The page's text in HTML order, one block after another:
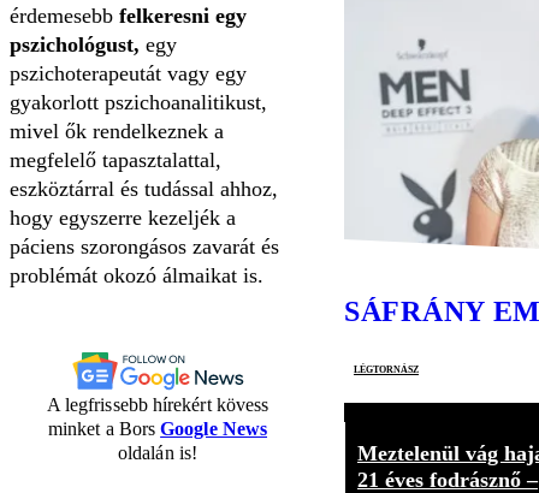
érdemesebb felkeresni egy
pszichológust, egy
pszichoterapeutát vagy egy
gyakorlott pszichoanalitikust,
mivel ők rendelkeznek a
megfelelő tapasztalattal,
eszköztárral és tudással ahhoz,
hogy egyszerre kezeljék a
páciens szorongásos zavarát és
problémát okozó álmaikat is.
A legfrissebb hírekért kövess
minket a BorsGoogle News
oldalán is!
SÁFRÁNY
légtornász
Meztelenül vág
21 éves fodrásznő –